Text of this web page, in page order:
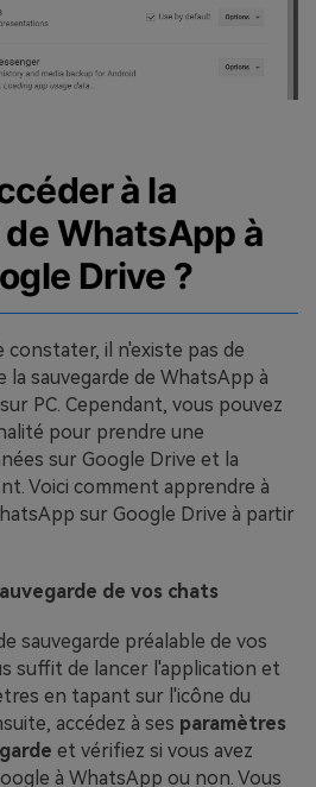
à la
WhatsApp à
Drive ?
constater, il n'existe pas de
sauvegarde de WhatsApp à
PC. Cependant, vous pouvez
pour prendre une
sur Google Drive et la
Voici comment apprendre à
sur Google Drive à partir
de vos chats
sauvegarde préalable de vos
suffit de lancer l'application et
en tapant sur l'icône du
accédez à ses paramètres
et vérifiez si vous avez
à WhatsApp ou non. Vous